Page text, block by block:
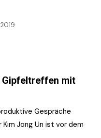
Gipfeltreffen mit
Gespräche
Jong Un ist vor dem